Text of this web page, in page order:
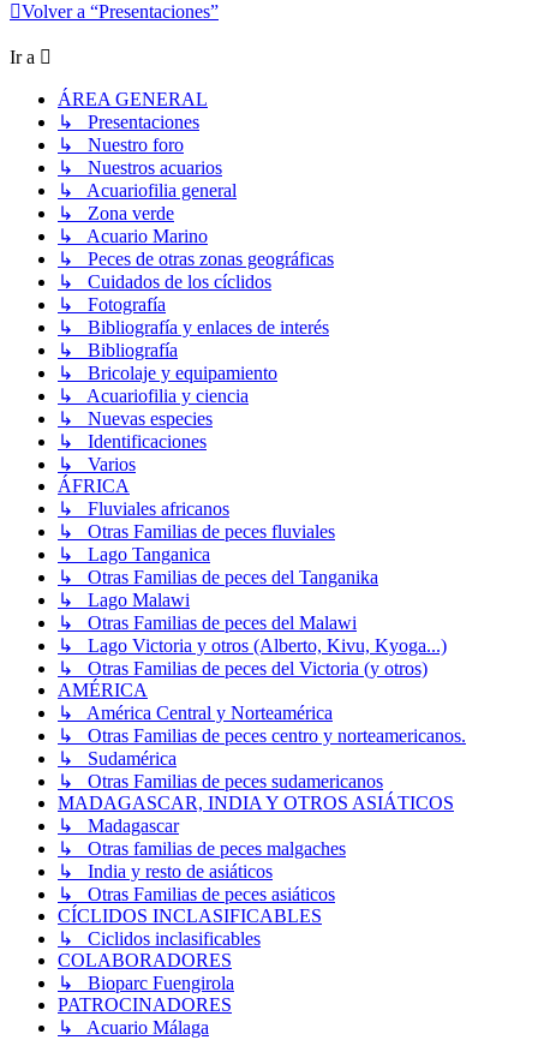
Volver a “Presentaciones”
Ir a
ÁREA GENERAL
↳ Presentaciones
↳ Nuestro foro
↳ Nuestros acuarios
↳ Acuariofilia general
↳ Zona verde
↳ Acuario Marino
↳ Peces de otras zonas geográficas
↳ Cuidados de los cíclidos
↳ Fotografía
↳ Bibliografía y enlaces de interés
↳ Bibliografía
↳ Bricolaje y equipamiento
↳ Acuariofilia y ciencia
↳ Nuevas especies
↳ Identificaciones
↳ Varios
ÁFRICA
↳ Fluviales africanos
↳ Otras Familias de peces fluviales
↳ Lago Tanganica
↳ Otras Familias de peces del Tanganika
↳ Lago Malawi
↳ Otras Familias de peces del Malawi
↳ Lago Victoria y otros (Alberto, Kivu, Kyoga...)
↳ Otras Familias de peces del Victoria (y otros)
AMÉRICA
↳ América Central y Norteamérica
↳ Otras Familias de peces centro y norteamericanos.
↳ Sudamérica
↳ Otras Familias de peces sudamericanos
MADAGASCAR, INDIA Y OTROS ASIÁTICOS
↳ Madagascar
↳ Otras familias de peces malgaches
↳ India y resto de asiáticos
↳ Otras Familias de peces asiáticos
CÍCLIDOS INCLASIFICABLES
↳ Ciclidos inclasificables
COLABORADORES
↳ Bioparc Fuengirola
PATROCINADORES
↳ Acuario Málaga